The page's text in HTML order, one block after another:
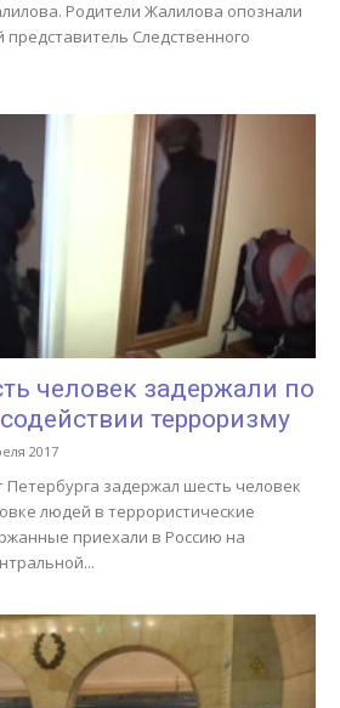
Родители Жалилова опознали
Следственного
человек задержали по
терроризму
2017
задержал шесть человек
людей в террористические
приехали в Россию на